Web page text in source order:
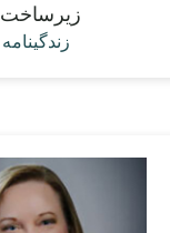
زیرساخت
زندگینامه